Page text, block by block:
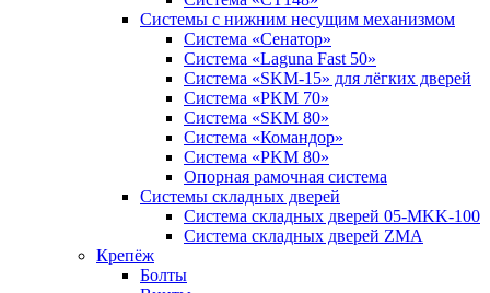
Системы с нижним несущим механизмом
Система «Сенатор»
Система «Laguna Fast 50»
Система «SKM-15» для лёгких дверей
Система «PKM 70»
Система «SKM 80»
Система «Командор»
Система «PKM 80»
Опорная рамочная система
Системы складных дверей
Система складных дверей 05-MKK-100
Система складных дверей ZMA
Крепёж
Болты